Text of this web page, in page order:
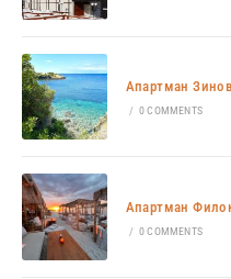
Апартман
/ 0 COMMENTS
Апартман
/ 0 COMMENTS